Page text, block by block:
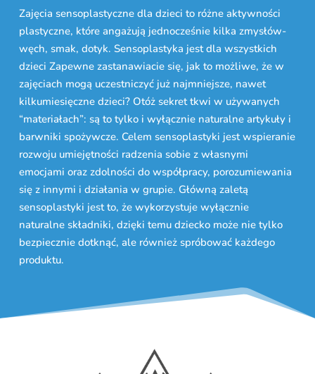
Zajęcia sensoplastyczne dla dzieci to różne aktywności
plastyczne, które angażują jednocześnie kilka zmysłów-
węch, smak, dotyk. Sensoplastyka jest dla wszystkich
dzieci Zapewne zastanawiacie się, jak to możliwe, że w
zajęciach mogą uczestniczyć już najmniejsze, nawet
kilkumiesięczne dzieci? Otóż sekret tkwi w używanych
“materiałach”: są to tylko i wyłącznie naturalne artykuły i
barwniki spożywcze. Celem sensoplastyki jest wspieranie
rozwoju umiejętności radzenia sobie z własnymi
emocjami oraz zdolności do współpracy, porozumiewania
się z innymi i działania w grupie. Główną zaletą
sensoplastyki jest to, że wykorzystuje wyłącznie
naturalne składniki, dzięki temu dziecko może nie tylko
bezpiecznie dotknąć, ale również spróbować każdego
produktu.